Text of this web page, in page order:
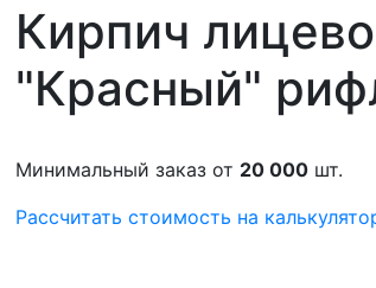
Кирпич
"Красный"
Минимальный заказ от 20 000 шт.
Рассчитать стоимость на